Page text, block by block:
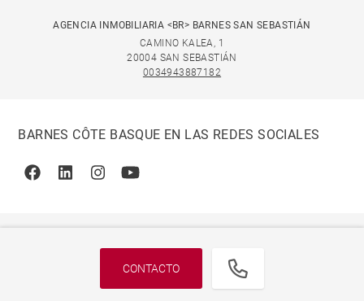
CONTACTO
AGENCIA INMOBILIARIA <BR> BARNES SAN SEBASTIÁN
CAMINO KALEA, 1
20004 SAN SEBASTIÁN
0034943887182
BARNES CÔTE BASQUE EN LAS REDES SOCIALES
FacebookLinkedinInstagramYoutube
© 2026 BARNES, INTERNATIONAL REALTY - BARNES
INTERNATIONAL